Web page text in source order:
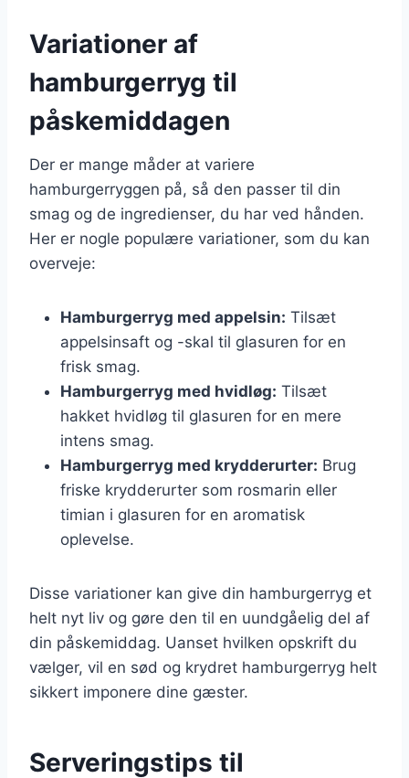
Variationer af
hamburgerryg til
påskemiddagen
Der er mange måder at variere
hamburgerryggen på, så den passer til din
smag og de ingredienser, du har ved hånden.
Her er nogle populære variationer, som du kan
overveje:
Hamburgerryg med appelsin: Tilsæt
appelsinsaft og -skal til glasuren for en
frisk smag.
Hamburgerryg med hvidløg: Tilsæt
hakket hvidløg til glasuren for en mere
intens smag.
Hamburgerryg med krydderurter: Brug
friske krydderurter som rosmarin eller
timian i glasuren for en aromatisk
oplevelse.
Disse variationer kan give din hamburgerryg et
helt nyt liv og gøre den til en uundgåelig del af
din påskemiddag. Uanset hvilken opskrift du
vælger, vil en sød og krydret hamburgerryg helt
sikkert imponere dine gæster.
Serveringstips til